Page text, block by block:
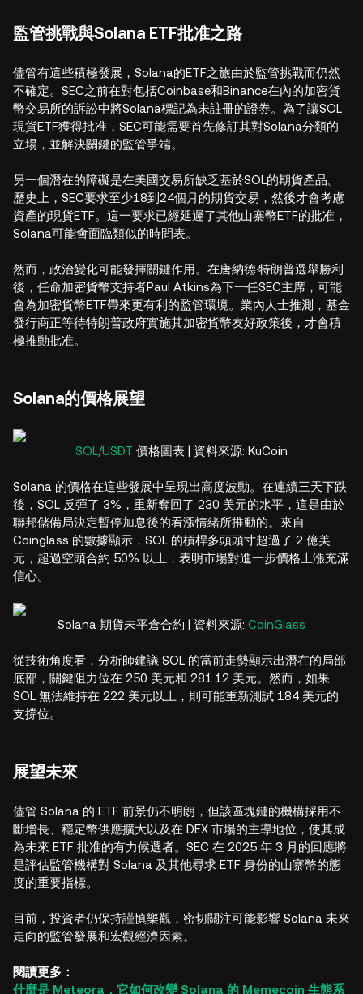
監管挑戰與Solana ETF批准之路
儘管有這些積極發展，Solana的ETF之旅由於監管挑戰而仍然
不確定。SEC之前在對包括Coinbase和Binance在內的加密貨
幣交易所的訴訟中將Solana標記為未註冊的證券。為了讓SOL
現貨ETF獲得批准，SEC可能需要首先修訂其對Solana分類的
立場，並解決關鍵的監管爭端。
另一個潛在的障礙是在美國交易所缺乏基於SOL的期貨產品。
歷史上，SEC要求至少18到24個月的期貨交易，然後才會考慮
資產的現貨ETF。這一要求已經延遲了其他山寨幣ETF的批准，
Solana可能會面臨類似的時間表。
然而，政治變化可能發揮關鍵作用。在唐納德·特朗普選舉勝利
後，任命加密貨幣支持者Paul Atkins為下一任SEC主席，可能
會為加密貨幣ETF帶來更有利的監管環境。業內人士推測，基金
發行商正等待特朗普政府實施其加密貨幣友好政策後，才會積
極推動批准。
Solana的價格展望
SOL/USDT 價格圖表 | 資料來源: KuCoin
Solana 的價格在這些發展中呈現出高度波動。在連續三天下跌
後，SOL 反彈了 3%，重新奪回了 230 美元的水平，這是由於
聯邦儲備局決定暫停加息後的看漲情緒所推動的。來自
Coinglass 的數據顯示，SOL 的槓桿多頭頭寸超過了 2 億美
元，超過空頭合約 50% 以上，表明市場對進一步價格上漲充滿
信心。
Solana 期貨未平倉合約 | 資料來源: CoinGlass
從技術角度看，分析師建議 SOL 的當前走勢顯示出潛在的局部
底部，關鍵阻力位在 250 美元和 281.12 美元。然而，如果
SOL 無法維持在 222 美元以上，則可能重新測試 184 美元的
支撐位。
展望未來
儘管 Solana 的 ETF 前景仍不明朗，但該區塊鏈的機構採用不
斷增長、穩定幣供應擴大以及在 DEX 市場的主導地位，使其成
為未來 ETF 批准的有力候選者。SEC 在 2025 年 3 月的回應將
是評估監管機構對 Solana 及其他尋求 ETF 身份的山寨幣的態
度的重要指標。
目前，投資者仍保持謹慎樂觀，密切關注可能影響 Solana 未來
走向的監管發展和宏觀經濟因素。
閱讀更多：
什麼是 Meteora，它如何改變 Solana 的 Memecoin 生態系